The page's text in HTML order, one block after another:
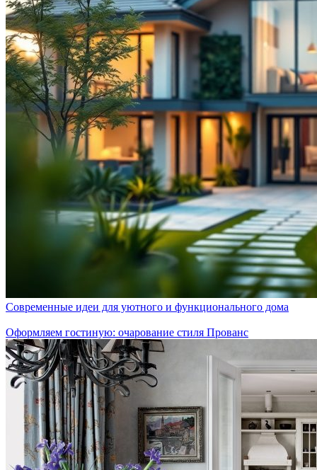
Современные идеи для уютного и функционального дома
Оформляем гостиную: очарование стиля Прованс